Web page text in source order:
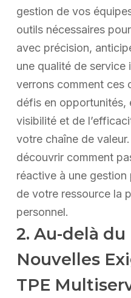
gestion de vos
outils nécessaires
avec précision,
une qualité de service
verrons comment ces
défis en opportunités,
visibilité et de
votre chaîne de
découvrir comment
réactive à une
de votre ressource la
personnel.
2. Au-delà
Nouvelles
TPE